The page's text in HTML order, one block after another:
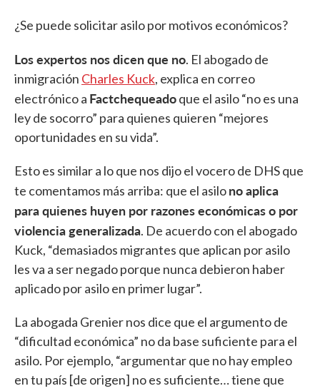
¿Se puede solicitar asilo por motivos económicos?
Los expertos nos dicen que no. El abogado de
inmigración Charles Kuck, explica en correo
electrónico a Factchequeadoque el asilo “no es una
ley de socorro” para quienes quieren “mejores
oportunidades en su vida”.
Esto es similar a lo que nos dijo el vocero de DHS que
te comentamos más arriba: que el asilono aplica
para quienes huyen por razones económicas o por
violencia generalizada. De acuerdo con el abogado
Kuck, “demasiados migrantes que aplican por asilo
les va a ser negado porque nunca debieron haber
aplicado por asilo en primer lugar”.
La abogada Grenier nos dice que el argumento de
“dificultad económica” no da base suficiente para el
asilo. Por ejemplo, “argumentar que no hay empleo
en tu país [de origen] no es suficiente… tiene que